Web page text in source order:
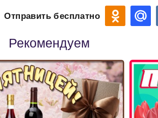
Отправить бесплатно
Рекомендуем